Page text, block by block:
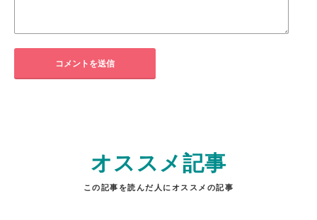
オススメ記事
この記事を読んだ人にオススメの記事